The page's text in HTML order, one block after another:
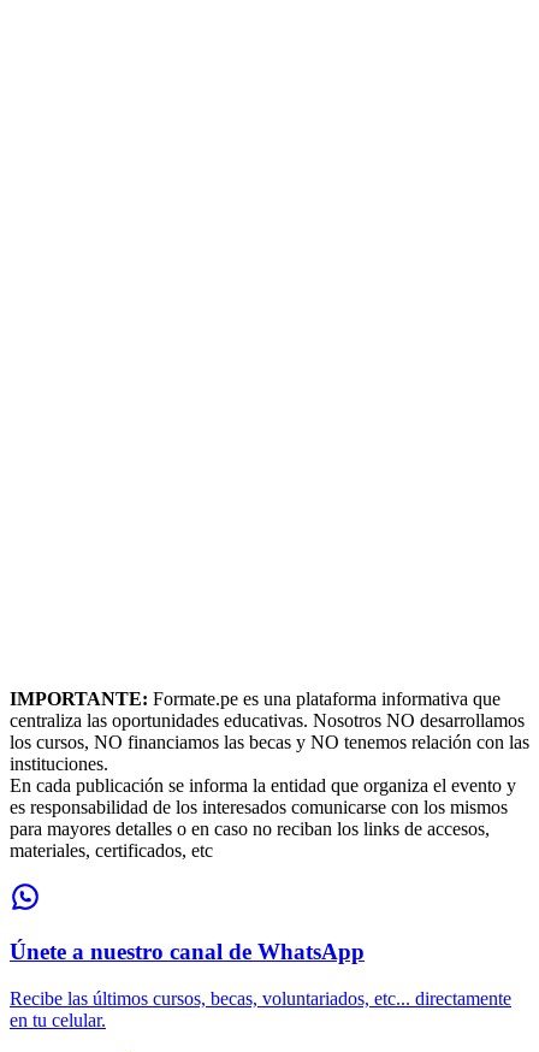
IMPORTANTE: Formate.pe es una plataforma informativa que
centraliza las oportunidades educativas. Nosotros NO desarrollamos
los cursos, NO financiamos las becas y NO tenemos relación con las
instituciones.
En cada publicación se informa la entidad que organiza el evento y
es responsabilidad de los interesados comunicarse con los mismos
para mayores detalles o en caso no reciban los links de accesos,
materiales, certificados, etc
Únete a nuestro canal de WhatsApp
Recibe las últimos cursos, becas, voluntariados, etc... directamente
en tu celular.